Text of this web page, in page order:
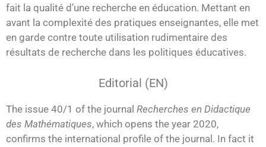
fait la qualité d’une recherche en éducation. Mettant en
avant la complexité des pratiques enseignantes, elle met
en garde contre toute utilisation rudimentaire des
résultats de recherche dans les politiques éducatives.
Editorial (EN)
The issue 40/1 of the journal Recherches en Didactique
des Mathématiques, which opens the year 2020,
confirms the international profile of the journal. In fact it